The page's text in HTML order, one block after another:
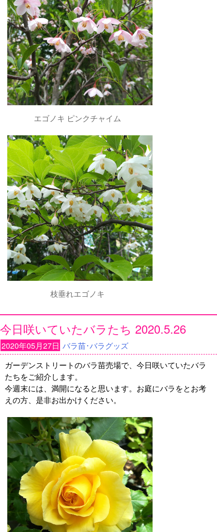
エゴノキ ピンクチャイム
枝垂れエゴノキ
今日咲いていたバラたち 2020.5.26
2020年05月27日 バラ苗･バラグッズ
ガーデンストリートのバラ苗売場で、今日咲いていたバラ
たちをご紹介します。
今週末には、満開になると思います。お庭にバラをとお考
えの方、是非お出かけください。